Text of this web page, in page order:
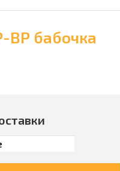
ВР бабочка